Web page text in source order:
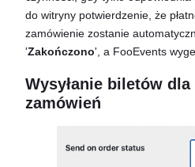
do witryny potwierdzenie, że
zamówienie zostanie
'Zakończono', a FooEvents
Wysyłanie biletów
zamówień